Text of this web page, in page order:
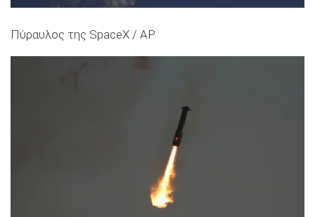
Πύραυλος της SpaceX / AP